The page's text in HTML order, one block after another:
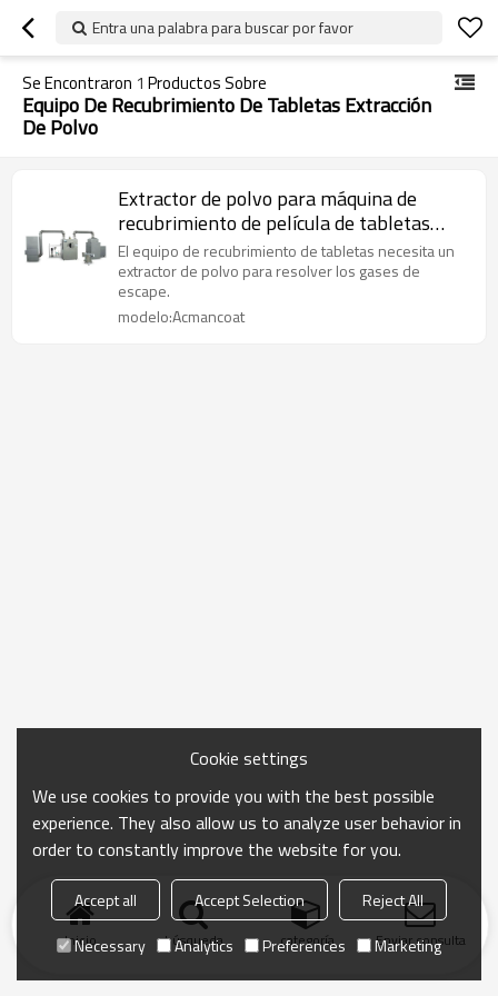
Entra una palabra para buscar por favor
Se Encontraron 1 Productos Sobre
Equipo De Recubrimiento De Tabletas Extracción
De Polvo
Extractor de polvo para máquina de
recubrimiento de película de tabletas
farmacéuticas Recubridor de tabletas de
azúcar
El equipo de recubrimiento de tabletas necesita un
extractor de polvo para resolver los gases de
escape.
modelo:Acmancoat
Inicio búsqueda categoría Enviar consulta
Cookie settings
We use cookies to provide you with the best possible
experience. They also allow us to analyze user behavior in
order to constantly improve the website for you.
Accept all Accept Selection
Reject All
Necessary
Analytics Preferences Marketing